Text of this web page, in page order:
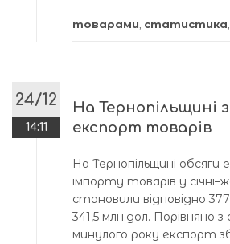
товарами статистика
24/12
14:11
На Тернопільщині
експорт товарів
На Тернопільщині
імпорту товарів у
становили відповідно
341,5 млн.дол. Порівняно
минулого року експорт